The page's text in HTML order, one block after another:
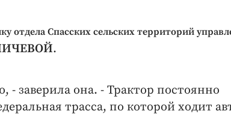
отдела Спасских сельских территорий
.
- заверила она. - Трактор постоянно
трасса, по которой ходит